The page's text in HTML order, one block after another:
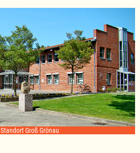
Standort Groß Grönau